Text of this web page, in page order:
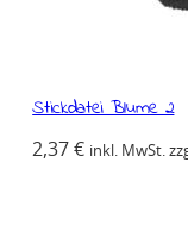
Stickdatei Blume 2
2,37€ inkl. MwSt.